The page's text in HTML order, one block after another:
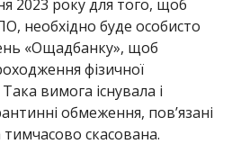
2023 року для того, щоб
необхідно буде особисто
«Ощадбанку», щоб
фізичної
Така вимога існувала і
обмеження, пов’язані
скасована.